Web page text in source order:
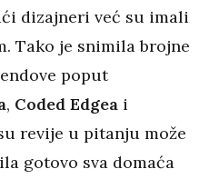
dizajneri već su imali
Tako je snimila brojne
poput
, Coded Edgea i
revije u pitanju može
gotovo sva domaća